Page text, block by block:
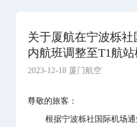
关于厦航在宁波栎
内航班调整至T1航
2023-12-18 厦门航空
尊敬的旅客：
根据宁波栎社国际机场通